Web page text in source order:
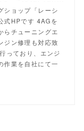
ショップ「レーシ
式HPです 4AGを
らチューニングエ
ジン修理も対応致
っており、エンジ
作業を自社にて一